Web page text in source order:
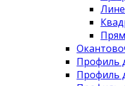
Профиль
Профиль